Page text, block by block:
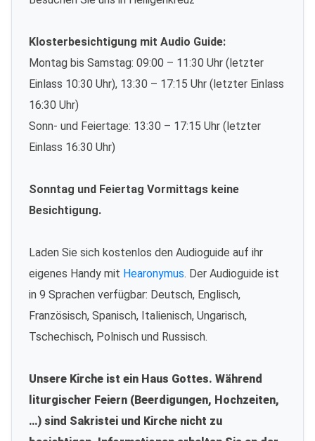
Klosterbesichtigung mit Audio Guide:
Montag bis Samstag: 09:00 – 11:30 Uhr (letzter
Einlass 10:30 Uhr), 13:30 – 17:15 Uhr (letzter Einlass
16:30 Uhr)
Sonn- und Feiertage: 13:30 – 17:15 Uhr (letzter
Einlass 16:30 Uhr)
Sonntag und Feiertag Vormittags keine
Besichtigung.
Laden Sie sich kostenlos den Audioguide auf ihr
eigenes Handy mit Hearonymus. Der Audioguide ist
in 9 Sprachen verfügbar: Deutsch, Englisch,
Französisch, Spanisch, Italienisch, Ungarisch,
Tschechisch, Polnisch und Russisch.
Unsere Kirche ist ein Haus Gottes. Während
liturgischer Feiern (Beerdigungen, Hochzeiten,
…) sind Sakristei und Kirche nicht zu